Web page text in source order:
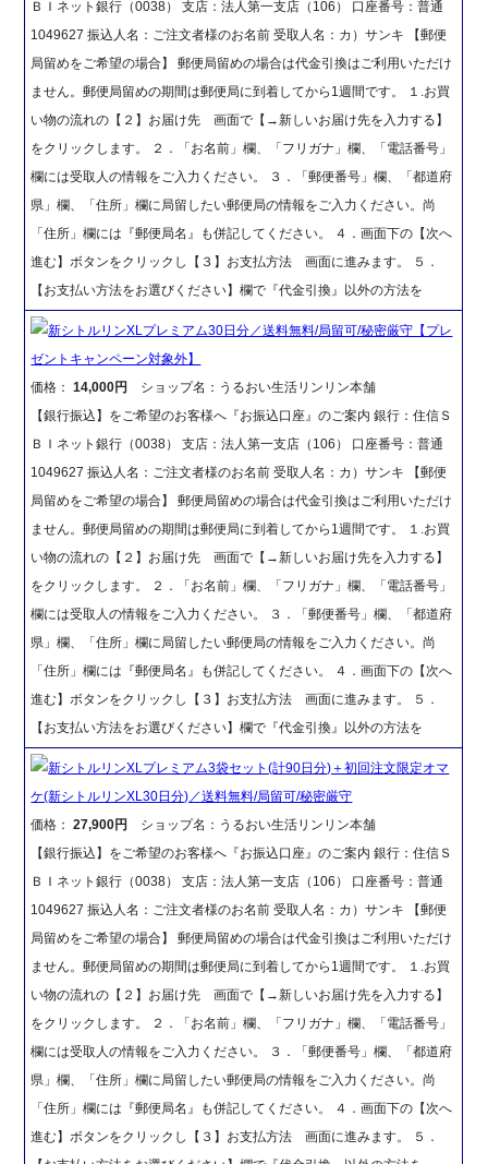
ＢＩネット銀行（0038） 支店：法人第一支店（106） 口座番号：普通
1049627 振込人名：ご注文者様のお名前 受取人名：カ）サンキ 【郵便
局留めをご希望の場合】 郵便局留めの場合は代金引換はご利用いただけ
ません。郵便局留めの期間は郵便局に到着してから1週間です。 １.お買
い物の流れの【２】お届け先 画面で【→新しいお届け先を入力する】
をクリックします。 ２．「お名前」欄、「フリガナ」欄、「電話番号」
欄には受取人の情報をご入力ください。 ３．「郵便番号」欄、「都道府
県」欄、「住所」欄に局留したい郵便局の情報をご入力ください。尚
「住所」欄には『郵便局名』も併記してください。 ４．画面下の【次へ
進む】ボタンをクリックし【３】お支払方法 画面に進みます。 ５．
【お支払い方法をお選びください】欄で『代金引換』以外の方法を
新シトルリンXLプレミアム30日分／送料無料/局留可/秘密厳守【プレ
ゼントキャンペーン対象外】
価格：14,000円
ショップ名：うるおい生活リンリン本舗
【銀行振込】をご希望のお客様へ『お振込口座』のご案内 銀行：住信Ｓ
ＢＩネット銀行（0038） 支店：法人第一支店（106） 口座番号：普通
1049627 振込人名：ご注文者様のお名前 受取人名：カ）サンキ 【郵便
局留めをご希望の場合】 郵便局留めの場合は代金引換はご利用いただけ
ません。郵便局留めの期間は郵便局に到着してから1週間です。 １.お買
い物の流れの【２】お届け先 画面で【→新しいお届け先を入力する】
をクリックします。 ２．「お名前」欄、「フリガナ」欄、「電話番号」
欄には受取人の情報をご入力ください。 ３．「郵便番号」欄、「都道府
県」欄、「住所」欄に局留したい郵便局の情報をご入力ください。尚
「住所」欄には『郵便局名』も併記してください。 ４．画面下の【次へ
進む】ボタンをクリックし【３】お支払方法 画面に進みます。 ５．
【お支払い方法をお選びください】欄で『代金引換』以外の方法を
新シトルリンXLプレミアム3袋セット(計90日分)＋初回注文限定オマ
ケ(新シトルリンXL30日分)／送料無料/局留可/秘密厳守
価格：27,900円
ショップ名：うるおい生活リンリン本舗
【銀行振込】をご希望のお客様へ『お振込口座』のご案内 銀行：住信Ｓ
ＢＩネット銀行（0038） 支店：法人第一支店（106） 口座番号：普通
1049627 振込人名：ご注文者様のお名前 受取人名：カ）サンキ 【郵便
局留めをご希望の場合】 郵便局留めの場合は代金引換はご利用いただけ
ません。郵便局留めの期間は郵便局に到着してから1週間です。 １.お買
い物の流れの【２】お届け先 画面で【→新しいお届け先を入力する】
をクリックします。 ２．「お名前」欄、「フリガナ」欄、「電話番号」
欄には受取人の情報をご入力ください。 ３．「郵便番号」欄、「都道府
県」欄、「住所」欄に局留したい郵便局の情報をご入力ください。尚
「住所」欄には『郵便局名』も併記してください。 ４．画面下の【次へ
進む】ボタンをクリックし【３】お支払方法 画面に進みます。 ５．